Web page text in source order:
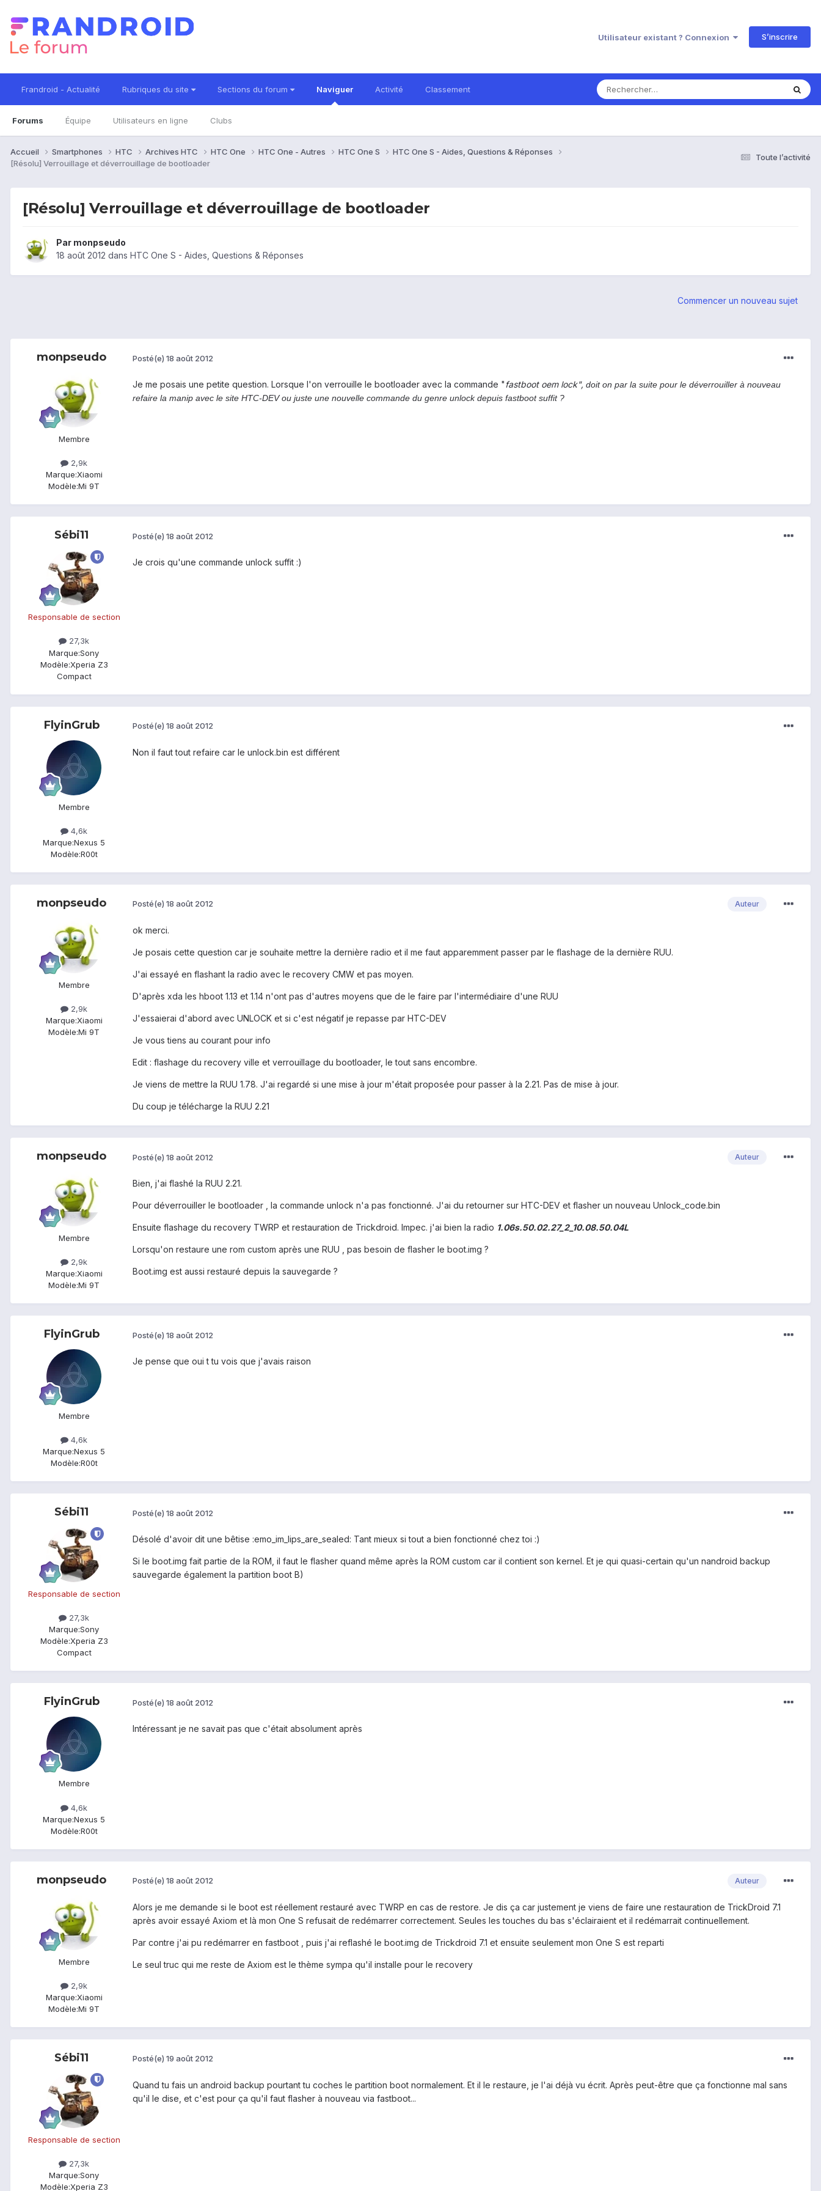
Utilisateur existant ? Connexion S’inscrire
Frandroid - Actualité Rubriques du site Sections du forum Naviguer
Forums Équipe Utilisateurs en ligne Clubs
Activité Classement
Toute l’activité
Accueil Smartphones HTC Archives HTC HTC One HTC One - Autres HTC One S
HTC One S - Aides, Questions & Réponses
[Résolu] Verrouillage et déverrouillage de bootloader
[Résolu] Verrouillage et déverrouillage de bootloader
Par monpseudo
18 août 2012 dans HTC One S - Aides, Questions & Réponses
Commencer un nouveau sujet
monpseudo
Membre
2,9k
Marque:Xiaomi
Modèle:Mi 9T
Posté(e) 18 août 2012
Je me posais une petite question. Lorsque l'on verrouille le bootloader avec la commande " fastboot oem lock", doit on par la suite pour le déverrouiller à nouveau
refaire la manip avec le site HTC-DEV ou juste une nouvelle commande du genre unlock depuis fastboot suffit ?
Sébi11
Responsable de section
27,3k
Marque:Sony
Modèle:Xperia Z3
Compact
Posté(e) 18 août 2012
Je crois qu'une commande unlock suffit :)
FlyinGrub
Membre
4,6k
Marque:Nexus 5
Modèle:R00t
Posté(e) 18 août 2012
Non il faut tout refaire car le unlock.bin est différent
monpseudo
Membre
2,9k
Marque:Xiaomi
Modèle:Mi 9T
Auteur
Posté(e) 18 août 2012
ok merci.
Je posais cette question car je souhaite mettre la dernière radio et il me faut apparemment passer par le flashage de la dernière RUU.
J'ai essayé en flashant la radio avec le recovery CMW et pas moyen.
D'après xda les hboot 1.13 et 1.14 n'ont pas d'autres moyens que de le faire par l'intermédiaire d'une RUU
J'essaierai d'abord avec UNLOCK et si c'est négatif je repasse par HTC-DEV
Je vous tiens au courant pour info
Edit : flashage du recovery ville et verrouillage du bootloader, le tout sans encombre.
Je viens de mettre la RUU 1.78. J'ai regardé si une mise à jour m'était proposée pour passer à la 2.21. Pas de mise à jour.
Du coup je télécharge la RUU 2.21
monpseudo
Membre
2,9k
Marque:Xiaomi
Modèle:Mi 9T
Auteur
Posté(e) 18 août 2012
Bien, j'ai flashé la RUU 2.21.
Pour déverrouiller le bootloader , la commande unlock n'a pas fonctionné. J'ai du retourner sur HTC-DEV et flasher un nouveau Unlock_code.bin
Ensuite flashage du recovery TWRP et restauration de Trickdroid. Impec. j'ai bien la radio 1.06s.50.02.27_2_10.08.50.04L
Lorsqu'on restaure une rom custom après une RUU , pas besoin de flasher le boot.img ?
Boot.img est aussi restauré depuis la sauvegarde ?
FlyinGrub
Membre
4,6k
Marque:Nexus 5
Modèle:R00t
Posté(e) 18 août 2012
Je pense que oui t tu vois que j'avais raison
Sébi11
Responsable de section
27,3k
Marque:Sony
Modèle:Xperia Z3
Compact
Posté(e) 18 août 2012
Désolé d'avoir dit une bêtise :emo_im_lips_are_sealed: Tant mieux si tout a bien fonctionné chez toi :)
Si le boot.img fait partie de la ROM, il faut le flasher quand même après la ROM custom car il contient son kernel. Et je qui quasi-certain qu'un nandroid backup
sauvegarde également la partition boot B)
FlyinGrub
Membre
4,6k
Marque:Nexus 5
Modèle:R00t
Posté(e) 18 août 2012
Intéressant je ne savait pas que c'était absolument après
monpseudo
Membre
2,9k
Marque:Xiaomi
Modèle:Mi 9T
Auteur
Posté(e) 18 août 2012
Alors je me demande si le boot est réellement restauré avec TWRP en cas de restore. Je dis ça car justement je viens de faire une restauration de TrickDroid 7.1
après avoir essayé Axiom et là mon One S refusait de redémarrer correctement. Seules les touches du bas s'éclairaient et il redémarrait continuellement.
Par contre j'ai pu redémarrer en fastboot , puis j'ai reflashé le boot.img de Trickdroid 7.1 et ensuite seulement mon One S est reparti
Le seul truc qui me reste de Axiom est le thème sympa qu'il installe pour le recovery
Sébi11
Responsable de section
27,3k
Marque:Sony
Modèle:Xperia Z3
Posté(e) 19 août 2012
Quand tu fais un android backup pourtant tu coches le partition boot normalement. Et il le restaure, je l'ai déjà vu écrit. Après peut-être que ça fonctionne mal sans
qu'il le dise, et c'est pour ça qu'il faut flasher à nouveau via fastboot...